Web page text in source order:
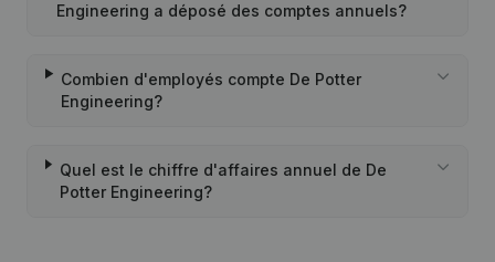
Engineering a déposé des comptes annuels?
Combien d'employés compte De Potter
Engineering?
Quel est le chiffre d'affaires annuel de De
Potter Engineering?